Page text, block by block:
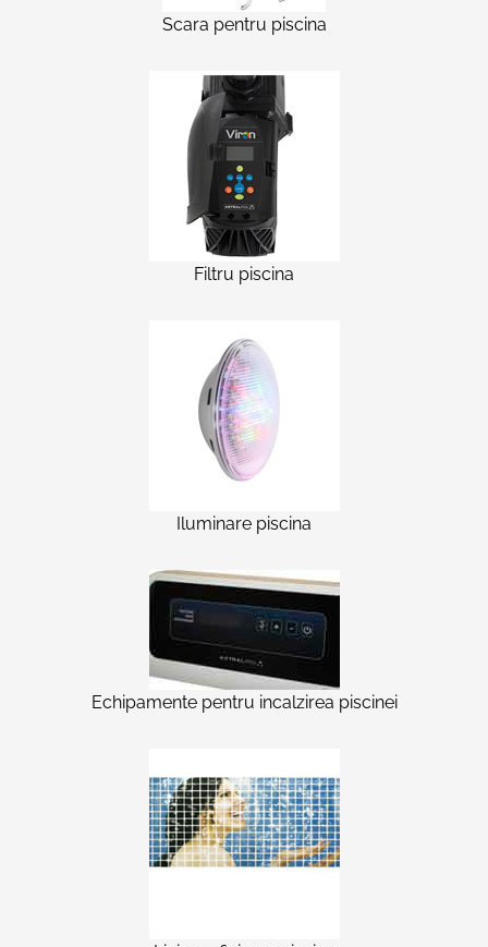
Scara pentru piscina
Filtru piscina
Iluminare piscina
Echipamente pentru incalzirea piscinei